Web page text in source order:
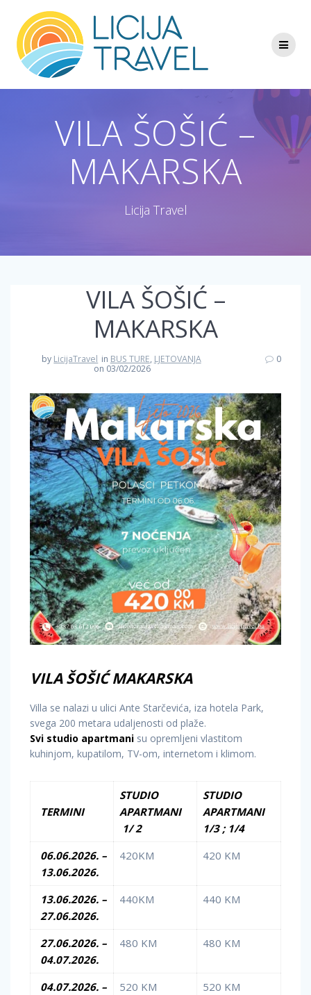
to
content
VILA ŠOŠIĆ –
MAKARSKA
Licija Travel
VILA ŠOŠIĆ –
MAKARSKA
by LicijaTravel in BUS TURE, LJETOVANJA
on 03/02/2026
0
VILA ŠOŠIĆ MAKARSKA
Villa se nalazi u ulici Ante Starčevića, iza hotela Park,
svega 200 metara udaljenosti od plaže.
Svi studio apartmani su opremljeni vlastitom
kuhinjom, kupatilom, TV-om, internetom i klimom.
TERMINI
STUDIO
APARTMANI
1/ 2
STUDIO
APARTMANI
1/3 ; 1/4
06.06.2026. –
13.06.2026.
420KM 420 KM
13.06.2026. –
27.06.2026.
440KM 440 KM
27.06.2026. –
04.07.2026.
480 KM 480 KM
04.07.2026. –
520 KM 520 KM